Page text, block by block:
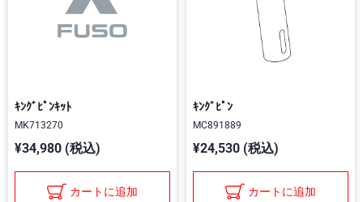
ｷﾝｸﾞﾋﾟﾝｷｯﾄ
MK713270
¥34,980 (税込)
カートに追加
ｷﾝｸﾞﾋﾟﾝ
MC891889
¥24,530 (税込)
カートに追加